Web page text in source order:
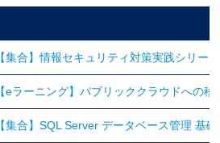
【集合】情報セキュリティ対策実践シリ
【eラーニング】パブリッククラウドへの
【集合】SQL Server データベース管理 基